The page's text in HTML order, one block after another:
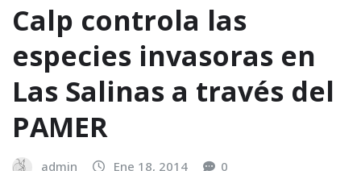
Calp controla las
especies invasoras en
Las Salinas a través del
PAMER
admin Ene 18, 2014 0